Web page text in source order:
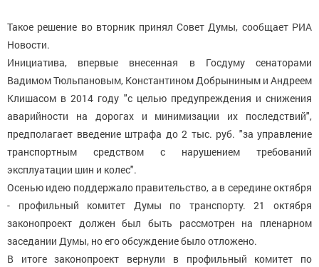
Такое решение во вторник принял Совет Думы, сообщает РИА
Новости.
Инициатива, впервые внесенная в Госдуму сенаторами
Вадимом Тюльпановым, Константином Добрыниным и Андреем
Клишасом в 2014 году "с целью предупреждения и снижения
аварийности на дорогах и минимизации их последствий",
предполагает введение штрафа до 2 тыс. руб. "за управление
транспортным средством с нарушением требований
эксплуатации шин и колес".
Осенью идею поддержало правительство, а в середине октября
- профильный комитет Думы по транспорту. 21 октября
законопроект должен был быть рассмотрен на пленарном
заседании Думы, но его обсуждение было отложено.
В итоге законопроект вернули в профильный комитет по